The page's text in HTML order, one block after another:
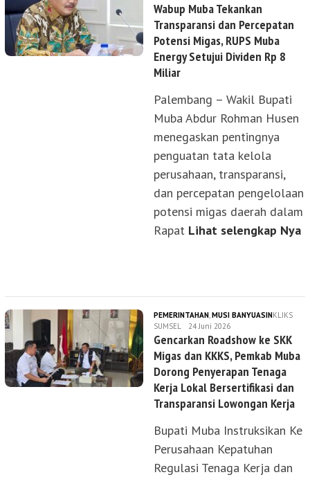
Wabup Muba Tekankan
Transparansi dan Percepatan
Potensi Migas, RUPS Muba
Energy Setujui Dividen Rp 8
Miliar
Palembang – Wakil Bupati
Muba Abdur Rohman Husen
menegaskan pentingnya
penguatan tata kelola
perusahaan, transparansi,
dan percepatan pengelolaan
potensi migas daerah dalam
Rapat Lihat selengkap Nya
PEMERINTAHAN,MUSI BANYUASINKLIKS
SUMSEL
24 Juni 2026
Gencarkan Roadshow ke SKK
Migas dan KKKS, Pemkab Muba
Dorong Penyerapan Tenaga
Kerja Lokal Bersertifikasi dan
Transparansi Lowongan Kerja
Bupati Muba Instruksikan Ke
Perusahaan Kepatuhan
Regulasi Tenaga Kerja dan